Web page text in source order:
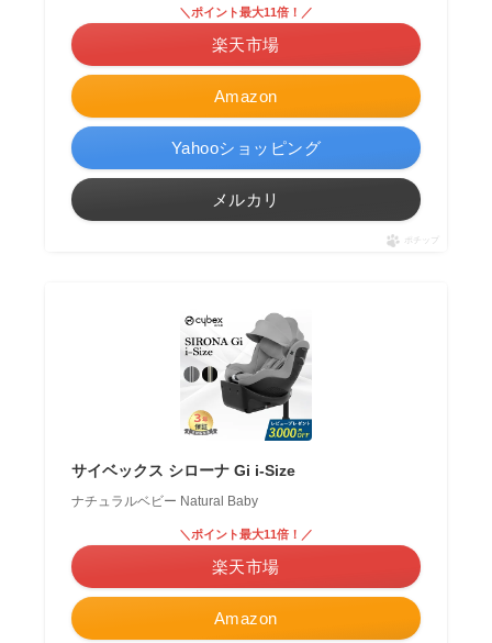
Amazon
＼ポイント最大11倍！／
楽天市場
Yahooショッピング
メルカリ
ポチップ
サイベックス シローナ Gi i-Size
ナチュラルベビー Natural Baby
Amazon
＼ポイント最大11倍！／
楽天市場